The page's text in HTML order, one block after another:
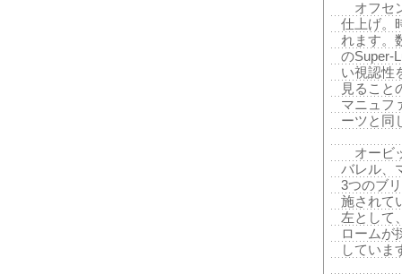
オフセ
仕上げ。
れます。
のSuper-
い視認性
見ること
マニュフ
ーツと同
オービ
バレル、
3つのブ
施されて
左として
ロームが
していま